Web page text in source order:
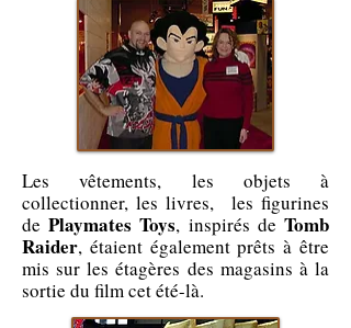
Les vêtements, les objets à
collectionner, les livres, les figurines
dePlaymates Toys, inspirés deTomb
Raider, étaient également prêts à être
mis sur les étagères des magasins à la
sortie du film cet été-là.